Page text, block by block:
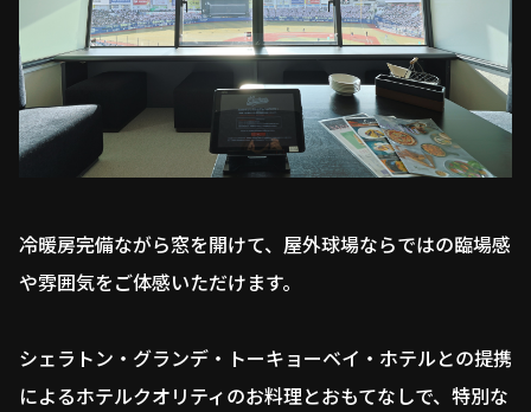
冷暖房完備ながら窓を開けて、屋外球場ならではの臨場感
や雰囲気をご体感いただけます。
シェラトン・グランデ・トーキョーベイ・ホテルとの提携
によるホテルクオリティのお料理とおもてなしで、特別な